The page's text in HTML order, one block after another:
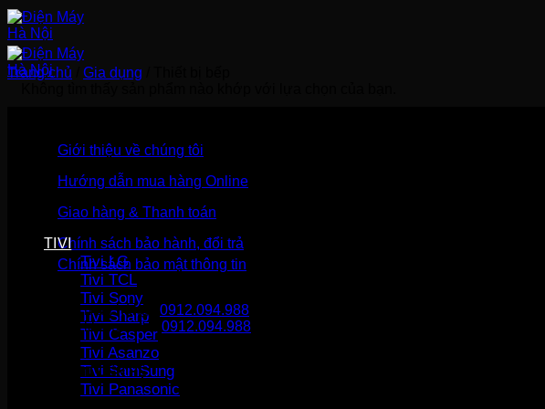
Bỏ
qua
nội
dung
TIVI
Tivi LG
Tivi TCL
Tivi Sony
Tivi Sharp
Tivi Casper
Tivi Asanzo
Tivi SamSung
Tivi Panasonic
Trang chủ Gia dụng
Giới thiệu về chúng tôi
Hướng dẫn mua hàng Online
Giao hàng & Thanh toán
Chính sách bảo hành, đổi trả
Chính sách bảo mật thông tin
Gọi mua hàng 0912.094.988
Gọi khiếu nại 0912.094.988
THÔNG TIN LIÊN HỆ